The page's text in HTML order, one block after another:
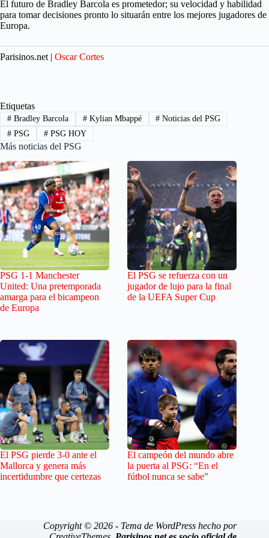
El futuro de Bradley Barcola es prometedor; su velocidad y habilidad
para tomar decisiones pronto lo situarán entre los mejores jugadores de
Europa.
Parisinos.net | Oscar Cortes
Etiquetas
#Bradley Barcola #Kylian Mbappé # Noticias del PSG
#PSG #PSG HOY
Más noticias del PSG
PSG 1-1 Manchester
United: Una pretemporada
amarga para el bicampeon
de Europa
El PSG se refuerza con un
jugador de lujo para la final
de la UEFA Super Cup
El PSG pierde 3-0 ante el
Mallorca y genera más
incertidumbre que certezas
El campeón del mundo abre
la puerta al PSG: “En el
fútbol nunca se sabe”
Copyright © 2026 - Tema de WordPress hecho por